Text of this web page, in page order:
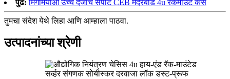
पुढे: मिंगमियाओ उच्च दर्जाचे सपोर्ट CEB मदरबोर्ड 4u रॅकमाउंट केस
तुमचा संदेश येथे लिहा आणि आम्हाला पाठवा.
उत्पादनांच्या श्रेणी